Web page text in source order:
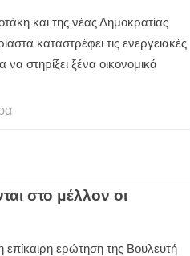
και της νέας Δημοκρατίας
καταστρέφει τις ενεργειακές
στηρίξει ξένα οικονομικά
στο μέλλον οι
επίκαιρη ερώτηση της Βουλευτή